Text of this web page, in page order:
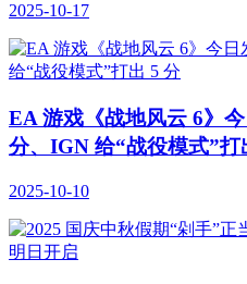
2025-10-17
EA 游戏《战地风云 6》
分、IGN 给“战役模式”打
2025-10-10